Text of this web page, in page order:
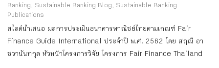
Banking, Sustainable Banking Blog, Sustainable Banking
Publications
สไลด์นำเสนอ ผลการประเมินธนาคารพาณิชย์ไทยตามเกณฑ์ Fair
Finance Guide International ประจำปี พ.ศ. 2562 โดย สฤณี อา
ชวานันทกุล หัวหน้าโครงการวิจัย โครงการ Fair Finance Thailand